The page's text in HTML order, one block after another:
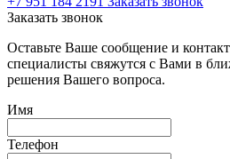
Заказать звонок
Оставьте Ваше сообщение и
специалисты свяжутся с Вами в
решения Вашего вопроса.
Имя
Телефон